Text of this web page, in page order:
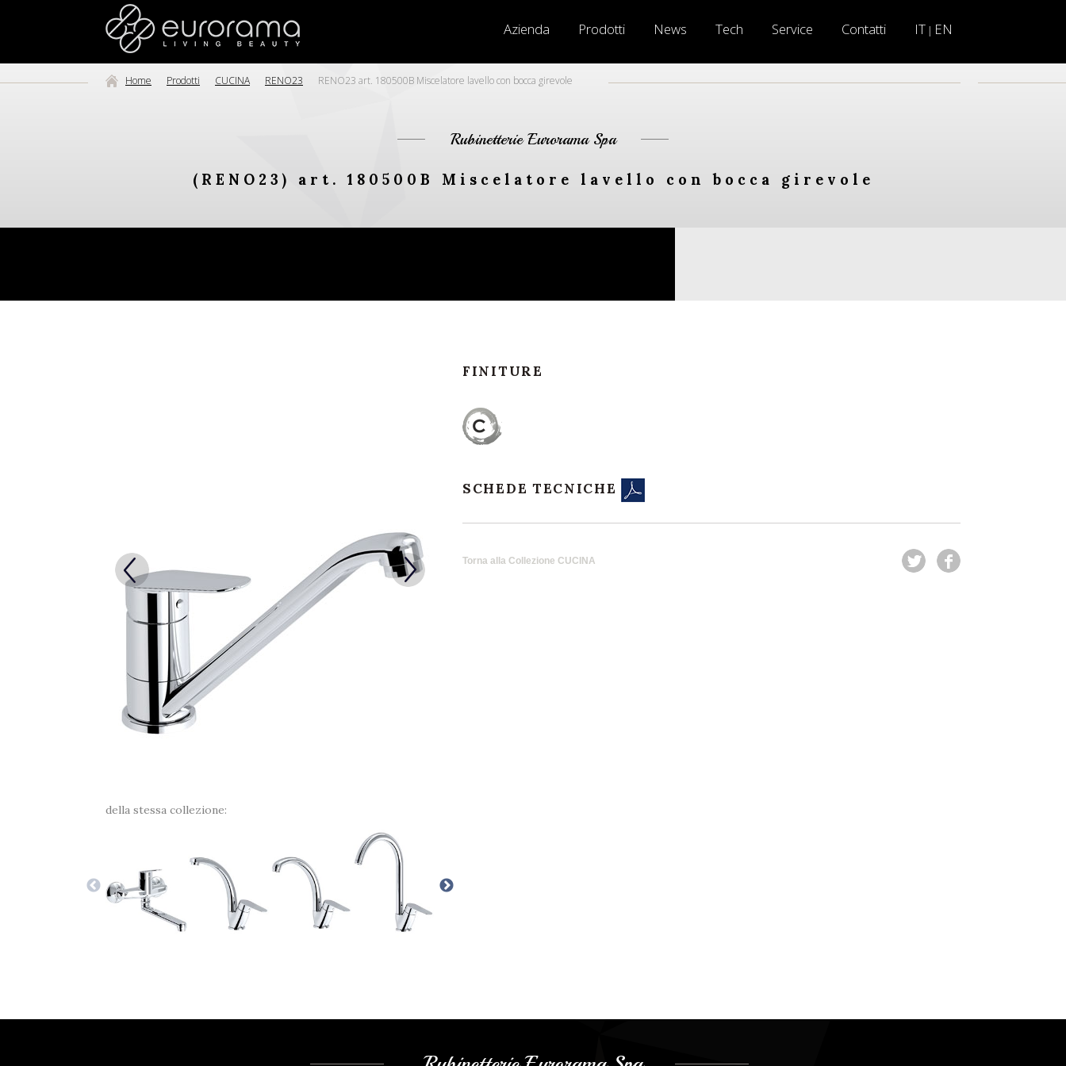
Azienda Prodotti News Tech Service Contatti IT | EN
Home Prodotti CUCINA RENO23 RENO23 art. 180500B Miscelatore lavello con bocca girevole
Rubinetterie Eurorama Spa
(RENO23) art. 180500B Miscelatore lavello con bocca girevole
della stessa collezione:
FINITURE
SCHEDE TECNICHE
Torna alla Collezione CUCINA